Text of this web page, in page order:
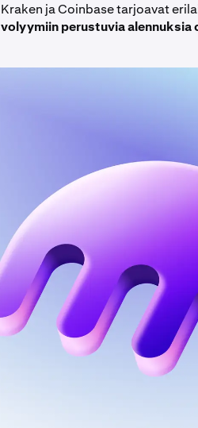
Kraken ja Coinbase tarjoavat
volyymiin perustuvia alennuksia